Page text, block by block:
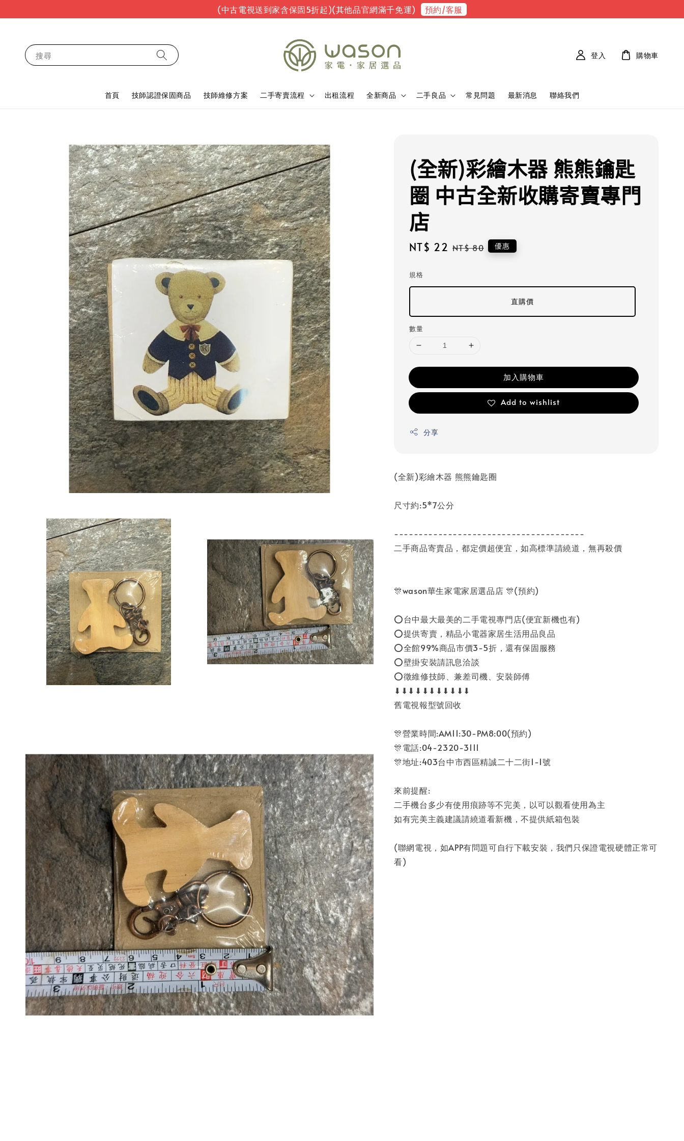
(中古電視送到家含保固5折起)(其他品官網滿千免運) 預約/客服
搜尋
首頁 技師認證保固商品 技師維修方案 二手寄賣流程 出租流程 全新商品 二手良品 常見問題 最新消息 聯絡我們
登入 購物車
(全新)彩繪木器 熊熊鑰匙
圈 中古全新收購寄賣專門
店
Sale
NT$ 22 Regular
NT$ 80 優惠
規格
直購價
數量
加入購物車
Add to wishlist
分享
(全新)彩繪木器 熊熊鑰匙圈
尺寸約:5*7公分
---------------------------------------
二手商品寄賣品，都定價超便宜，如高標準請繞道，無再殺價
🎊wason華生家電家居選品店 🎊(預約)
⭕台中最大最美的二手電視專門店(便宜新機也有)
⭕提供寄賣，精品小電器家居生活用品良品
⭕全館99%商品市價3-5折，還有保固服務
⭕壁掛安裝請訊息洽談
⭕徵維修技師、兼差司機、安裝師傅
⬇⬇⬇⬇⬇⬇⬇⬇⬇⬇⬇
舊電視報型號回收
🎊營業時間:AM11:30-PM8:00(預約)
🎊電話:04-2320-3111
🎊地址:403台中市西區精誠二十二街1-1號
來前提醒:
二手機台多少有使用痕跡等不完美，以可以觀看使用為主
如有完美主義建議請繞道看新機，不提供紙箱包裝
(聯網電視，如APP有問題可自行下載安裝，我們只保證電視硬體正常可
看)